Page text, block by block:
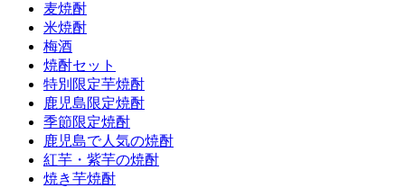
麦焼酎
米焼酎
梅酒
焼酎セット
特別限定芋焼酎
鹿児島限定焼酎
季節限定焼酎
鹿児島で人気の焼酎
紅芋・紫芋の焼酎
焼き芋焼酎